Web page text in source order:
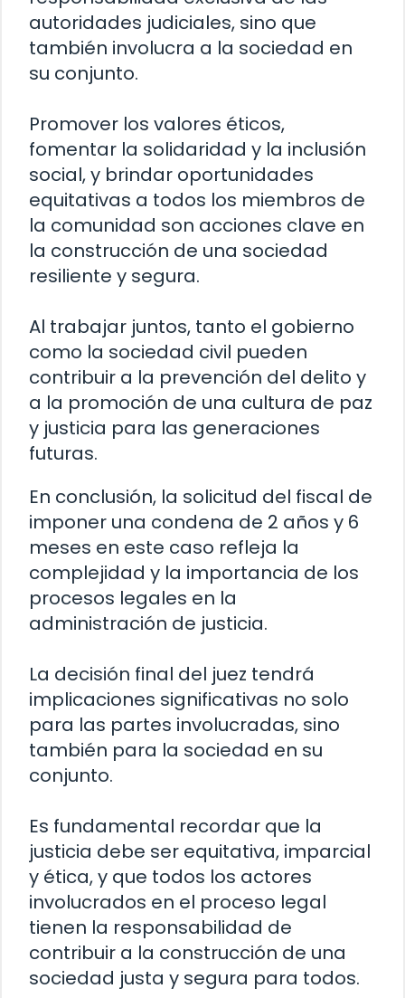
autoridades judiciales, sino que
también involucra a la sociedad en
su conjunto.
Promover los valores éticos,
fomentar la solidaridad y la inclusión
social, y brindar oportunidades
equitativas a todos los miembros de
la comunidad son acciones clave en
la construcción de una sociedad
resiliente y segura.
Al trabajar juntos, tanto el gobierno
como la sociedad civil pueden
contribuir a la prevención del delito y
a la promoción de una cultura de paz
y justicia para las generaciones
futuras.
En conclusión, la solicitud del fiscal de
imponer una condena de 2 años y 6
meses en este caso refleja la
complejidad y la importancia de los
procesos legales en la
administración de justicia.
La decisión final del juez tendrá
implicaciones significativas no solo
para las partes involucradas, sino
también para la sociedad en su
conjunto.
Es fundamental recordar que la
justicia debe ser equitativa, imparcial
y ética, y que todos los actores
involucrados en el proceso legal
tienen la responsabilidad de
contribuir a la construcción de una
sociedad justa y segura para todos.